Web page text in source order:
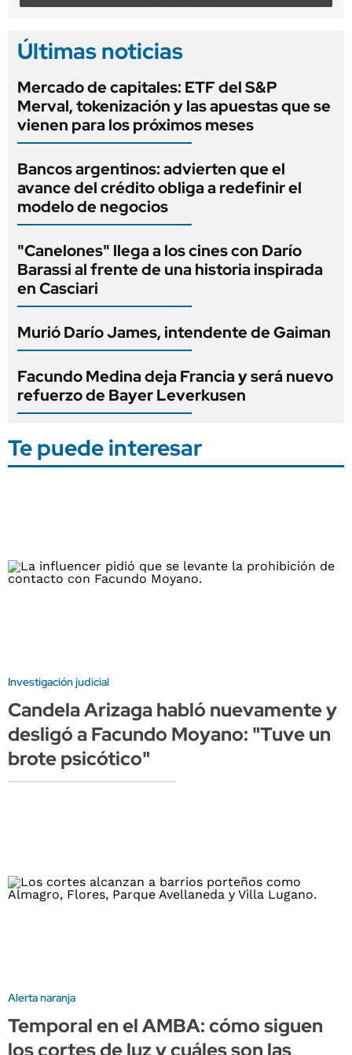
Últimas noticias
Mercado de capitales: ETF del S&P
Merval, tokenización y las apuestas que se
vienen para los próximos meses
Bancos argentinos: advierten que el
avance del crédito obliga a redefinir el
modelo de negocios
"Canelones" llega a los cines con Darío
Barassi al frente de una historia inspirada
en Casciari
Murió Darío James, intendente de Gaiman
Facundo Medina deja Francia y será nuevo
refuerzo de Bayer Leverkusen
Te puede interesar
Investigación judicial
Candela Arizaga habló nuevamente y
desligó a Facundo Moyano: "Tuve un
brote psicótico"
Alerta naranja
Temporal en el AMBA: cómo siguen
los cortes de luz y cuáles son las